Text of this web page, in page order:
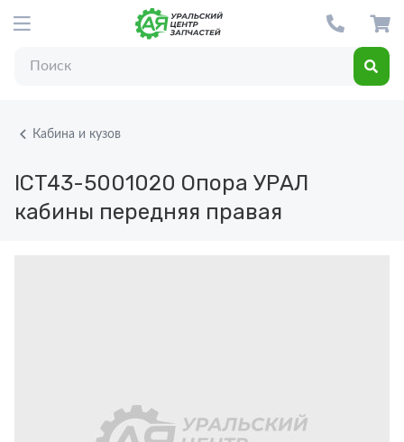
Кабина и кузов
ICT43-5001020 Опора УРАЛ
кабины передняя правая